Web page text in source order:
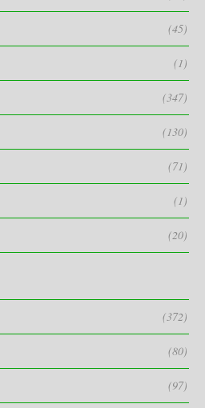
(45)
(1)
(347)
(130)
(71)
(1)
(20)
(372)
(80)
(97)